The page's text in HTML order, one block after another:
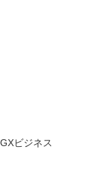
ビジネス